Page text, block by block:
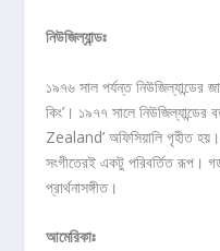
নিউজিল্যান্ডঃ
১৯৭৬ সাল পর্যন্ত নিউজিল্যান্ডের
কিং’। ১৯৭৭ সালে
Zealand’ অফিসিয়ালি গৃহীত
সংগীতেরই একটু পরিবর্তিত রূপ।
প্রার্থনাসঙ্গীত।
আমেরিকাঃ